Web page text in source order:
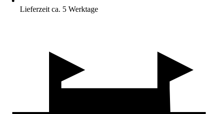
Lieferzeit ca. 5 Werktage